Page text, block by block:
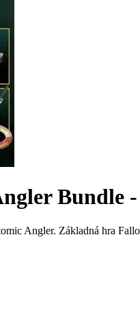
Bundle
Angler. Základná hra